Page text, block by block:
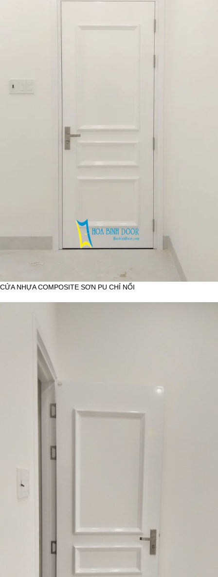
CỬA NHỰA COMPOSITE SƠN PU CHỈ NỔI